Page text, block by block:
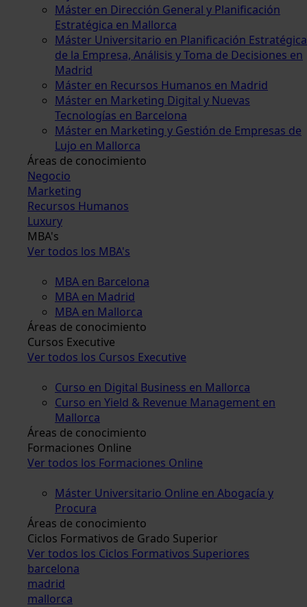
Máster en Dirección General y Planificación
Estratégica en Mallorca
Máster Universitario en Planificación Estratégica
de la Empresa, Análisis y Toma de Decisiones en
Madrid
Máster en Recursos Humanos en Madrid
Máster en Marketing Digital y Nuevas
Tecnologías en Barcelona
Máster en Marketing y Gestión de Empresas de
Lujo en Mallorca
Áreas de conocimiento
Negocio
Marketing
Recursos Humanos
Luxury
MBA's
Ver todos los MBA's
MBA en Barcelona
MBA en Madrid
MBA en Mallorca
Áreas de conocimiento
Cursos Executive
Ver todos los Cursos Executive
Curso en Digital Business en Mallorca
Curso en Yield & Revenue Management en
Mallorca
Áreas de conocimiento
Formaciones Online
Ver todos los Formaciones Online
Máster Universitario Online en Abogacía y
Procura
Áreas de conocimiento
Ciclos Formativos de Grado Superior
Ver todos los Ciclos Formativos Superiores
barcelona
madrid
mallorca